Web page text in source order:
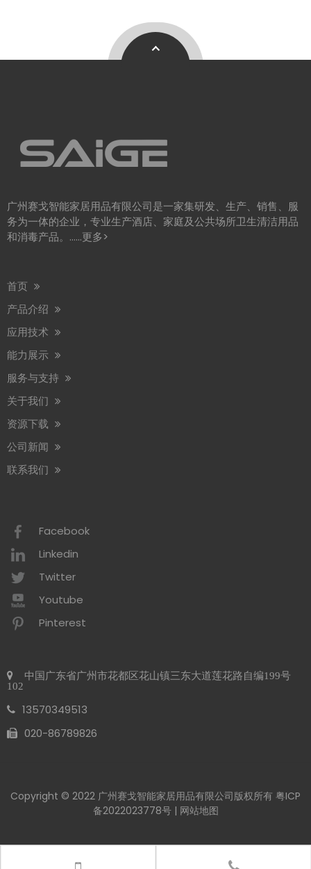
广州赛戈智能家居用品有限公司是一家集研发、生产、销售、服
务为一体的企业，专业生产酒店、家庭及公共场所卫生清洁用品
和消毒产品。……更多>
首页
产品介绍
应用技术
能力展示
服务与支持
关于我们
资源下载
公司新闻
联系我们
Facebook
Linkedin
Twitter
Youtube
Pinterest
中国广东省广州市花都区花山镇三东大道莲花路自编199号
102
13570349513
020-86789826​​​​​​​
Copyright © 2022 广州赛戈智能家居用品有限公司版权所有 粤ICP
备2022023778号| 网站地图